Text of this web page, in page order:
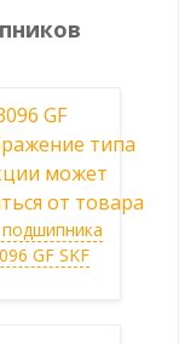
GF SKF